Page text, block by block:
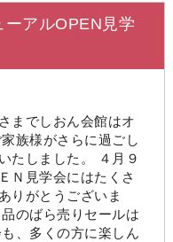
アルOPEN見学
までしおん会館はオ
族様がさらに過ごし
たしました。 ４月９
Ｎ見学会にはたくさ
りがとうございま
のばら売りセールは
、多くの方に楽しん